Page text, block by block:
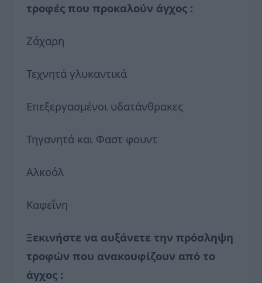
τροφές που προκαλούν άγχος :
Ζάχαρη
Τεχνητά γλυκαντικά
Επεξεργασμένοι υδατάνθρακες
Τηγανητά και Φαστ φουντ
Αλκοόλ
Καφεΐνη
Ξεκινήστε να αυξάνετε την πρόσληψη
τροφών που ανακουφίζουν από το
άγχος :